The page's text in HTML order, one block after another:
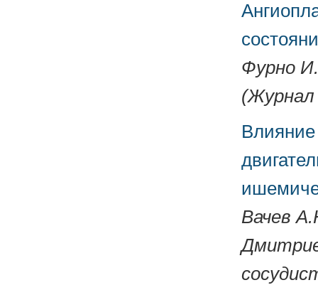
Фурно
(Журнал
Влияние
Вачев